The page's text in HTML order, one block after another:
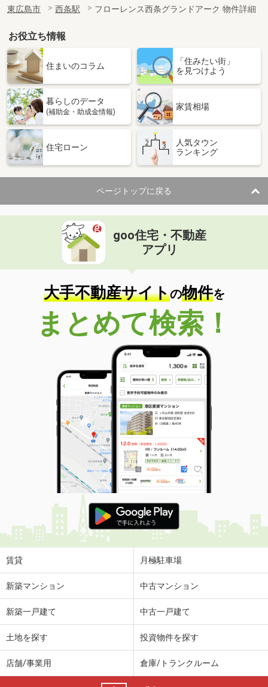
東広島市
西条駅 フローレンス西条グランドアーク 物件詳細
お役立ち情報
住まいのコラム
「住みたい街」
を見つけよう
暮らしのデータ
(補助金・助成金情報)
家賃相場
住宅ローン
人気タウン
ランキング
ページトップに戻る
goo住宅・不動産
アプリ
大手不動産サイトの物件を
まとめて検索！
賃貸 月極駐車場
新築マンション 中古マンション
新築一戸建て 中古一戸建て
土地を探す 投資物件を探す
店舗/事業用 倉庫/トランクルーム